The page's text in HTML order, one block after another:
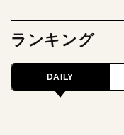
ランキング
DAILY